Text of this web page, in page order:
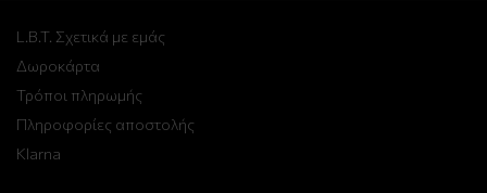
L.B.T. Σχετικά με εμάς
Δωροκάρτα
Τρόποι πληρωμής
Πληροφορίες αποστολής
Klarna